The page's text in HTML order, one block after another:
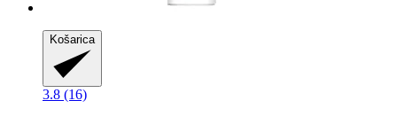
Košarica
3.8 (16)